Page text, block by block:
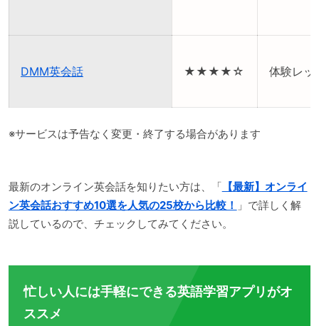
DMM英会話 ★★★★☆ 体験レッ
※サービスは予告なく変更・終了する場合があります
最新のオンライン英会話を知りたい方は、「 【最新】オンライ
ン英会話おすすめ10選を人気の25校から比較！ 」で詳しく解
説しているので、チェックしてみてください。
忙しい人には手軽にできる英語学習アプリがオ
ススメ